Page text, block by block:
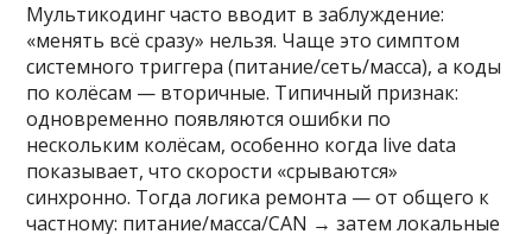
Мультикодинг часто вводит в заблуждение:
«менять всё сразу» нельзя. Чаще это симптом
системного триггера (питание/сеть/масса), а коды
по колёсам — вторичные. Типичный признак:
одновременно появляются ошибки по
нескольким колёсам, особенно когда live data
показывает, что скорости «срываются»
синхронно. Тогда логика ремонта — от общего к
частному: питание/масса/CAN → затем локальные